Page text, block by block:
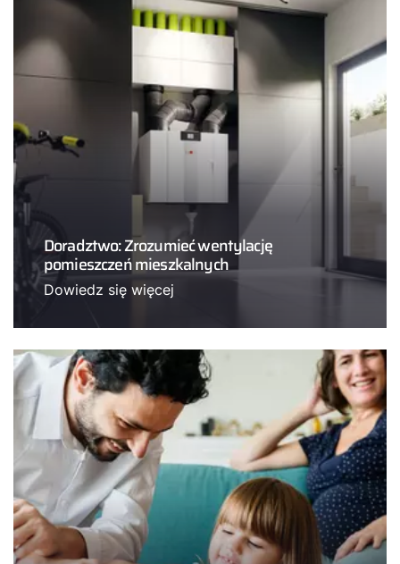
Doradztwo: Zrozumieć wentylację
pomieszczeń mieszkalnych
Dowiedz się więcej